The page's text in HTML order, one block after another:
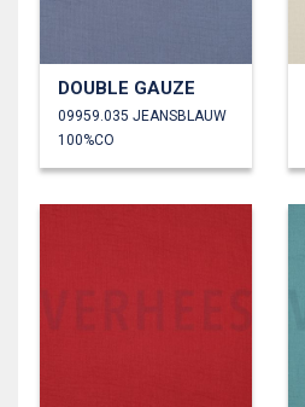
DOUBLE GAUZE
09959.035 JEANSBLAUW
100%CO